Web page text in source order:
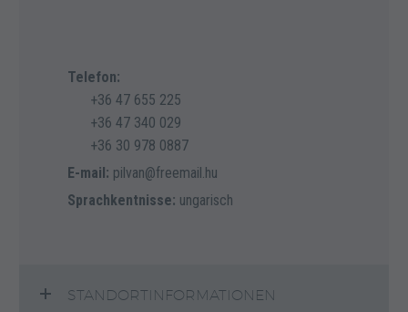
Telefon:
+36 47 655 225
+36 47 340 029
+36 30 978 0887
E-mail: pilvan@freemail.hu
Sprachkentnisse: ungarisch
STANDORTINFORMATIONEN